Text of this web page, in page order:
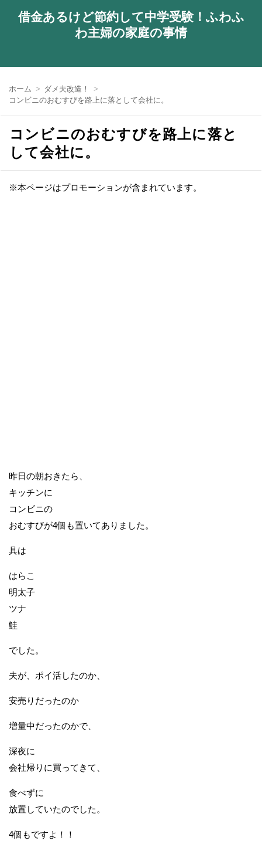
借金あるけど節約して中学受験！ふわふ
わ主婦の家庭の事情
ホーム
ダメ夫改造！
コンビニのおむすびを路上に落として会社に。
コンビニのおむすびを路上に落と
して会社に。
※本ページはプロモーションが含まれています。
昨日の朝おきたら、
キッチンに
コンビニの
おむすびが4個も置いてありました。
具は
はらこ
明太子
ツナ
鮭
でした。
夫が、ポイ活したのか、
安売りだったのか
増量中だったのかで、
深夜に
会社帰りに買ってきて、
食べずに
放置していたのでした。
4個もですよ！！